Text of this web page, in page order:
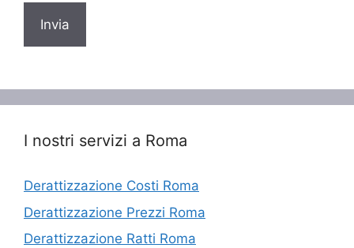
I nostri servizi a Roma
Derattizzazione Costi Roma
Derattizzazione Prezzi Roma
Derattizzazione Ratti Roma